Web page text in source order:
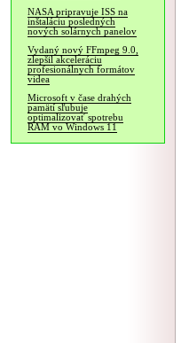
NASA pripravuje ISS na
inštaláciu posledných
nových solárnych panelov
Vydaný nový FFmpeg 9.0,
zlepšil akceleráciu
profesionálnych formátov
videa
Microsoft v čase drahých
pamätí sľubuje
optimalizovať spotrebu
RAM vo Windows 11